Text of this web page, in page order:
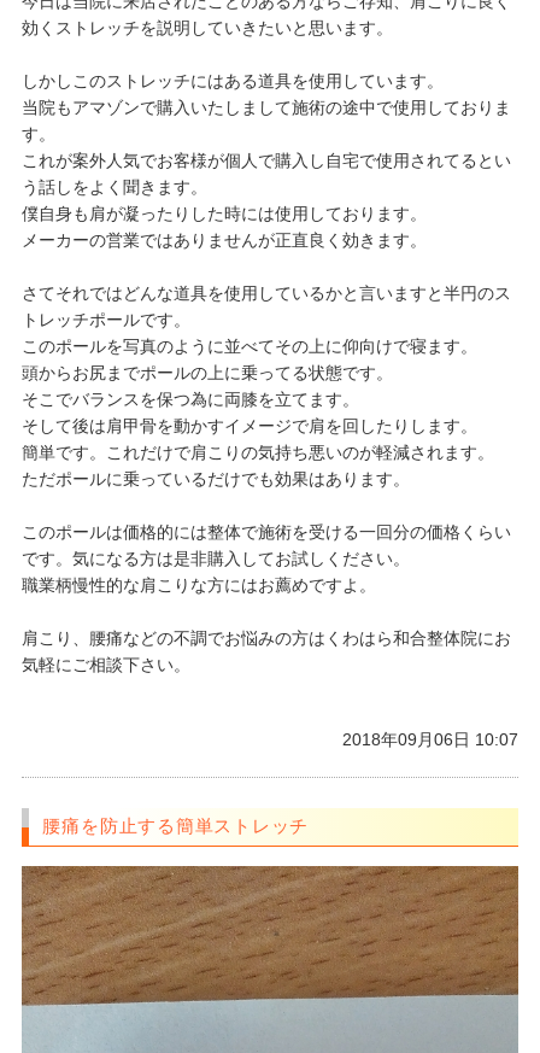
効くストレッチを説明していきたいと思います。
しかしこのストレッチにはある道具を使用しています。
当院もアマゾンで購入いたしまして施術の途中で使用しておりま
す。
これが案外人気でお客様が個人で購入し自宅で使用されてるとい
う話しをよく聞きます。
僕自身も肩が凝ったりした時には使用しております。
メーカーの営業ではありませんが正直良く効きます。
さてそれではどんな道具を使用しているかと言いますと半円のス
トレッチポールです。
このポールを写真のように並べてその上に仰向けで寝ます。
頭からお尻までポールの上に乗ってる状態です。
そこでバランスを保つ為に両膝を立てます。
そして後は肩甲骨を動かすイメージで肩を回したりします。
簡単です。これだけで肩こりの気持ち悪いのが軽減されます。
ただポールに乗っているだけでも効果はあります。
このポールは価格的には整体で施術を受ける一回分の価格くらい
です。気になる方は是非購入してお試しください。
職業柄慢性的な肩こりな方にはお薦めですよ。
肩こり、腰痛などの不調でお悩みの方はくわはら和合整体院にお
気軽にご相談下さい。
2018年09月06日 10:07
腰痛を防止する簡単ストレッチ